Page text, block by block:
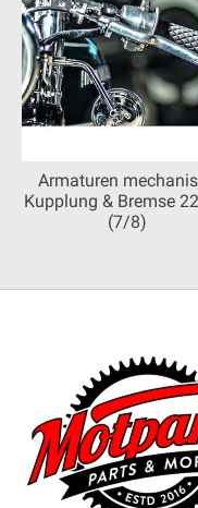
Armaturen
Kupplung & Bremse
(7/8)